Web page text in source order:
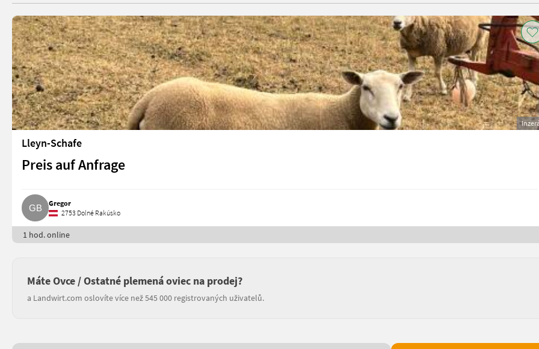
Lleyn-Schafe
Preis auf Anfrage
Gregor
2753 Dolné Rakúsko
1 hod. online
Máte Ovce / Ostatné plemená oviec na prodej?
a Landwirt.com oslovíte více než 545 000 registrovaných uživatelů.